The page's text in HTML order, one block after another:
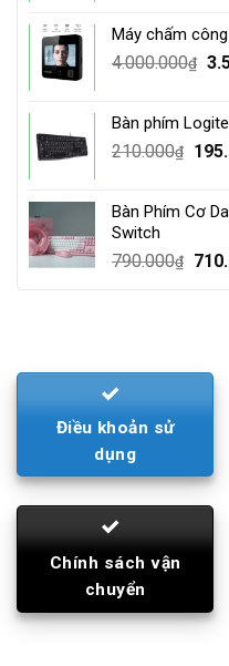
Máy chấm
4.000.000₫
Bàn phím
210.000₫
Bàn Phím Cơ
Switch
790.000₫
Điều khoản sử
dụng
Chính sách vận
chuyển